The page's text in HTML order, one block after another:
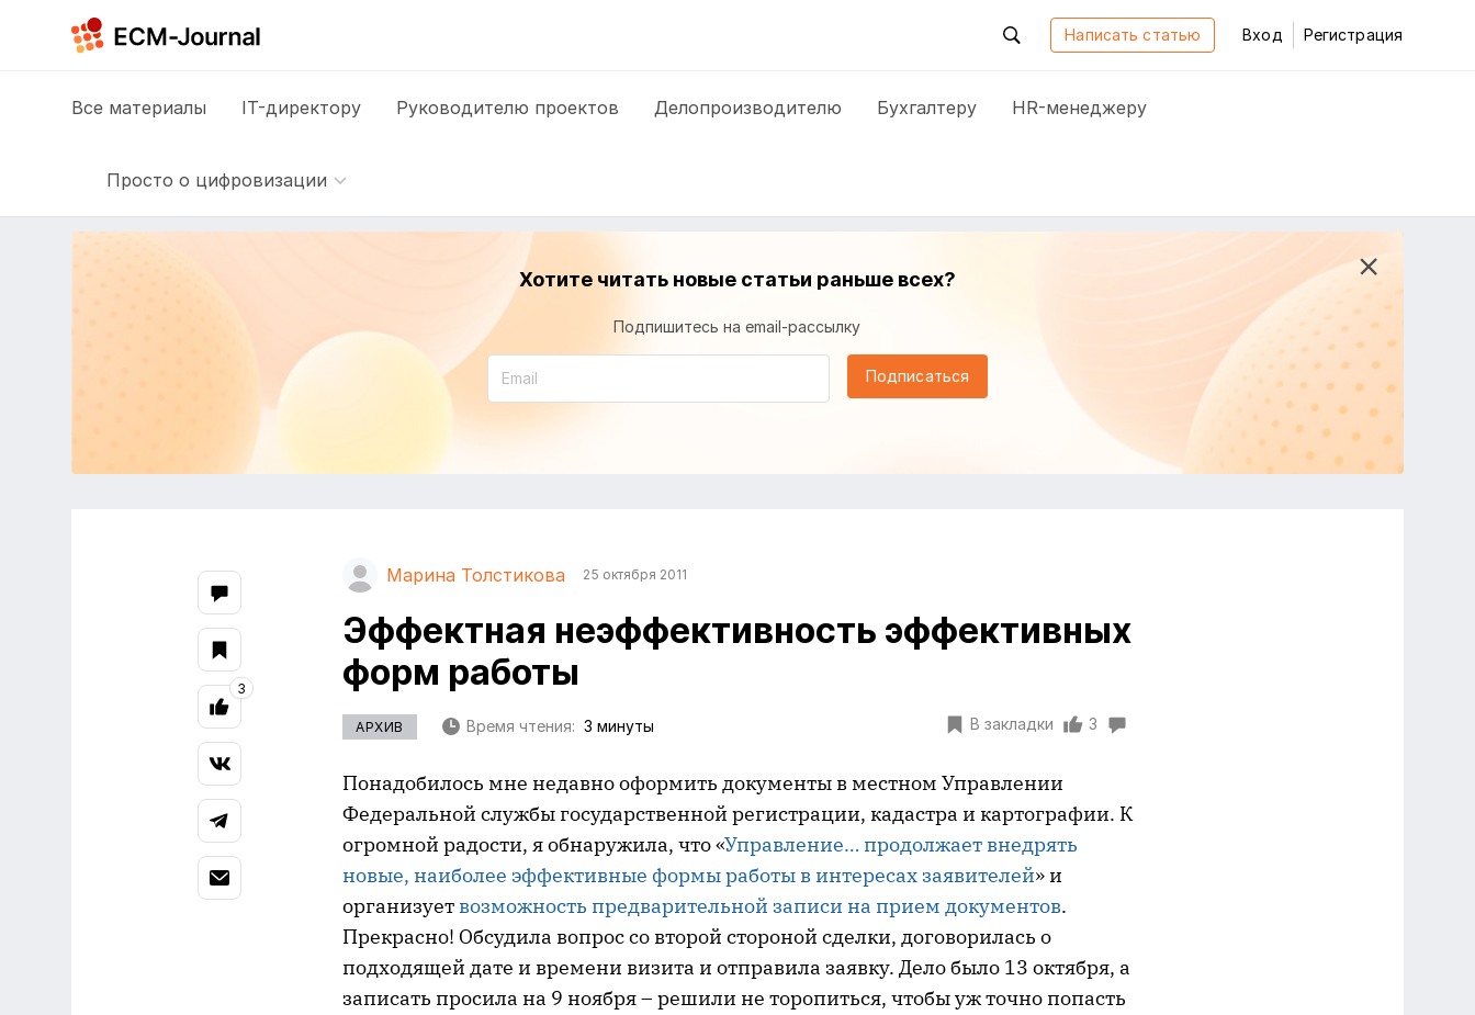
Написать статью Вход Регистрация
Все материалы IT-директору Руководителю проектов Делопроизводителю Бухгалтеру HR-менеджеру
Просто о цифровизации
Хотите читать новые статьи раньше всех?
Подпишитесь на email-рассылку
Подписаться
Марина Толстикова 25 октября 2011
Эффектная неэффективность эффективных
форм работы
АРХИВ Время чтения: 3 минуты В закладки 3
Понадобилось мне недавно оформить документы в местном Управлении
Федеральной службы государственной регистрации, кадастра и картографии. К
огромной радости, я обнаружила, что «Управление… продолжает внедрять
новые, наиболее эффективные формы работы в интересах заявителей» и
организует возможность предварительной записи на прием документов.
Прекрасно! Обсудила вопрос со второй стороной сделки, договорилась о
подходящей дате и времени визита и отправила заявку. Дело было 13 октября, а
записать просила на 9 ноября – решили не торопиться, чтобы уж точно попасть
3